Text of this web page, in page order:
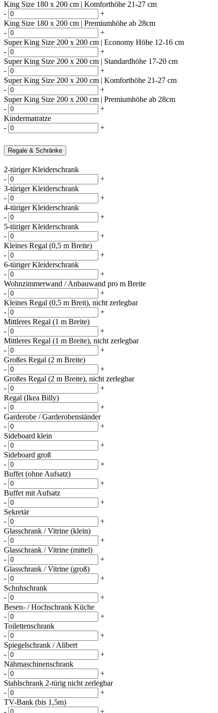
King Size 180 x 200 cm | Komforthöhe 21-27 cm
-
+
King Size 180 x 200 cm | Premiumhöhe ab 28cm
-
+
Super King Size 200 x 200 cm | Economy Höhe 12-16 cm
-
+
Super King Size 200 x 200 cm | Standardhöhe 17-20 cm
-
+
Super King Size 200 x 200 cm | Komforthöhe 21-27 cm
-
+
Super King Size 200 x 200 cm | Premiumhöhe ab 28cm
-
+
Kindermatratze
-
+
Regale & Schränke
2-türiger Kleiderschrank
-
+
3-türiger Kleiderschrank
-
+
4-türiger Kleiderschrank
-
+
5-türiger Kleiderschrank
-
+
Kleines Regal (0,5 m Breite)
-
+
6-türiger Kleiderschrank
-
+
Wohnzimmerwand / Anbauwand pro m Breite
-
+
Kleines Regal (0,5 m Breit), nicht zerlegbar
-
+
Mittleres Regal (1 m Breite)
-
+
Mittleres Regal (1 m Breite), nicht zerlegbar
-
+
Großes Regal (2 m Breite)
-
+
Großes Regal (2 m Breite), nicht zerlegbar
-
+
Regal (Ikea Billy)
-
+
Garderobe / Garderobenständer
-
+
Sideboard klein
-
+
Sideboard groß
-
+
Buffet (ohne Aufsatz)
-
+
Buffet mit Aufsatz
-
+
Sekretär
-
+
Glasschrank / Vitrine (klein)
-
+
Glasschrank / Vitrine (mittel)
-
+
Glasschrank / Vitrine (groß)
-
+
Schuhschrank
-
+
Besen- / Hochschrank Küche
-
+
Toilettenschrank
-
+
Spiegelschrank / Alibert
-
+
Nähmaschinenschrank
-
+
Stahlschrank 2-türig nicht zerlegbar
-
+
TV-Bank (bis 1,5m)